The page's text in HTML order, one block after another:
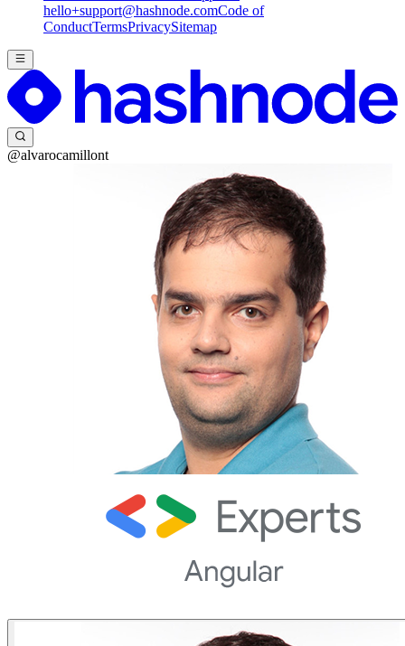
hello+support@hashnode.comCode of
ConductTermsPrivacySitemap
@alvarocamillont